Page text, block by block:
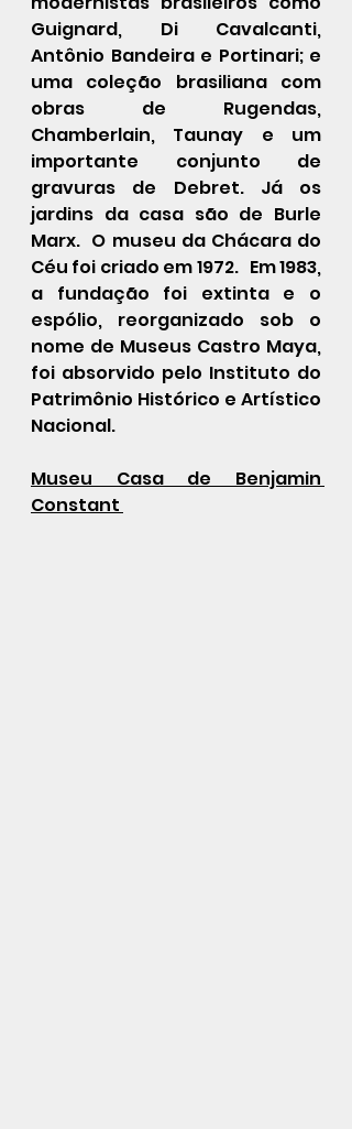
Guignard, Di Cavalcanti,
Antônio Bandeira e Portinari; e
uma coleção brasiliana com
obras de Rugendas,
Chamberlain, Taunay e um
importante conjunto de
gravuras de Debret. Já os
jardins da casa são de Burle
Marx. O museu da Chácara do
Céu foi criado em 1972.   Em 1983,
espólio, reorganizado sob o
nome de Museus Castro Maya,
foi absorvido pelo Instituto do
Patrimônio Histórico e Artístico
Nacional.
Museu Casa de Benjamin
Constant